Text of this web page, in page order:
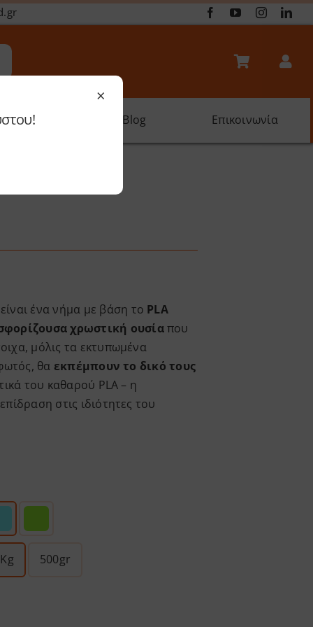
Blog Επικοινωνία
ένα νήμα με βάση το PLA
χρωστική ουσίαπου
μόλις τα εκτυπωμένα
θα εκπέμπουν το δικό τους
του καθαρού PLA – η
στις ιδιότητες του
500gr
×